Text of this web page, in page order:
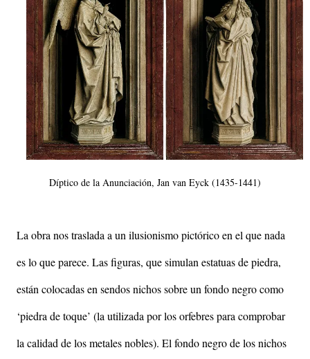
Díptico de la Anunciación, Jan van Eyck (1435-1441)
La obra nos traslada a un ilusionismo pictórico en el que nada
es lo que parece. Las figuras, que simulan estatuas de piedra,
están colocadas en sendos nichos sobre un fondo negro como
‘piedra de toque’ (la utilizada por los orfebres para comprobar
la calidad de los metales nobles). El fondo negro de los nichos